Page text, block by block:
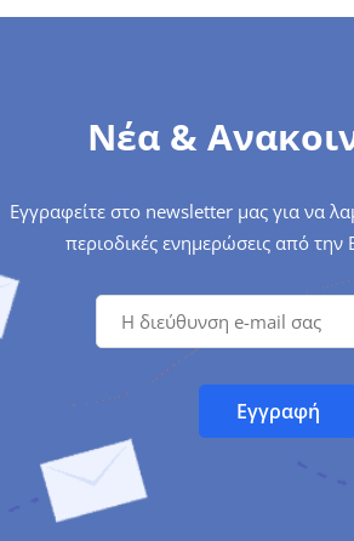
Νέα &
Εγγραφείτε στο newsletter μας για να
περιοδικές ενημερώσεις από